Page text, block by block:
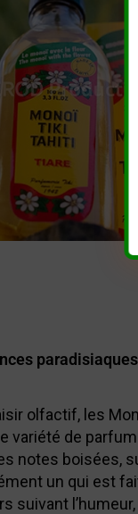
olfactif, les
variété de
notes boisées,
un qui est
suivant